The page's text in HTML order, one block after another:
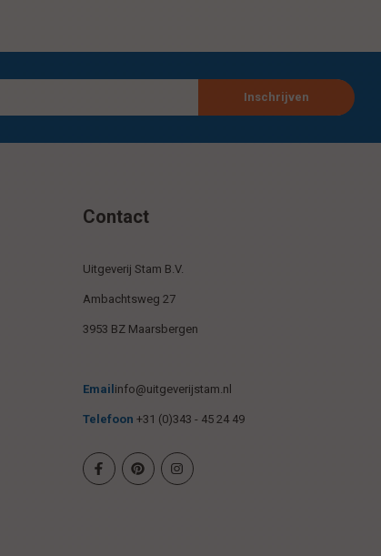
Inschrijven
Contact
Uitgeverij Stam B.V.
Ambachtsweg 27
3953 BZ Maarsbergen
Emailinfo@uitgeverijstam.nl
Telefoon +31 (0)343 - 45 24 49